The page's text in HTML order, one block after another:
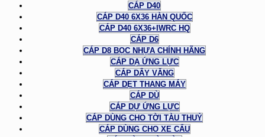
CÁP D40
CÁP D40 6X36 HÀN QUỐC
CÁP D40 6X36+IWRC HQ
CÁP D6
CÁP D8 BỌC NHỰA CHÍNH HÃNG
CÁP DẠ ỨNG LỰC
CÁP DÂY VĂNG
CÁP DẸT THANG MÁY
CÁP DÙ
CÁP DỰ ỨNG LỰC
CÁP DÙNG CHO TỜI TÀU THUỶ
CÁP DÙNG CHO XE CẨU